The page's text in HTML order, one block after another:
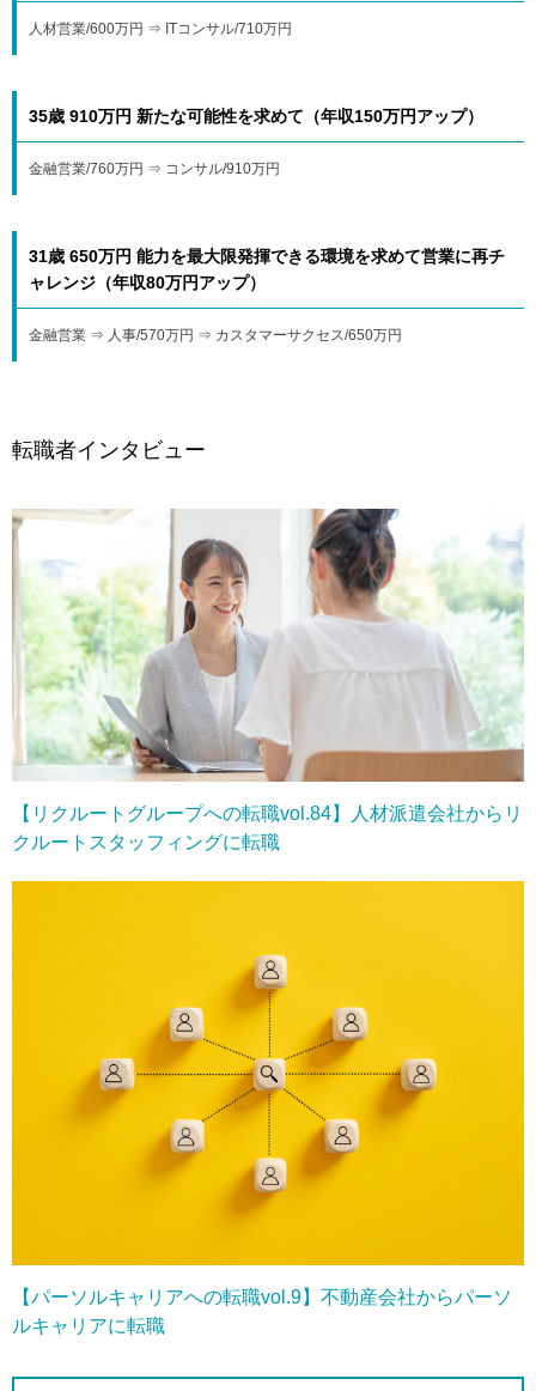
人材営業/600万円 ⇒ ITコンサル/710万円
35歳 910万円 新たな可能性を求めて（年収150万円アップ）
金融営業/760万円 ⇒ コンサル/910万円
31歳 650万円 能力を最大限発揮できる環境を求めて営業に再チ
ャレンジ（年収80万円アップ）
金融営業 ⇒ 人事/570万円 ⇒ カスタマーサクセス/650万円
転職者インタビュー
【リクルートグループへの転職vol.84】人材派遣会社からリ
クルートスタッフィングに転職
【パーソルキャリアへの転職vol.9】不動産会社からパーソ
ルキャリアに転職